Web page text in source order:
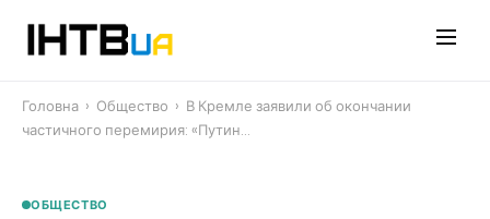
Головна › Общество › В Кремле заявили об окончании
частичного перемирия: «Путин…
ОБЩЕСТВО